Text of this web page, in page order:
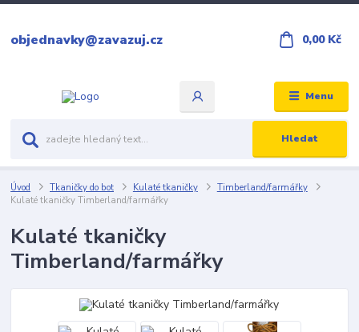
Menu
Hledat
objednavky@zavazuj.cz 0,00 Kč
Úvod Tkaničky do bot Kulaté tkaničky
Timberland/farmářky
Kulaté tkaničky Timberland/farmářky
Kulaté tkaničky
Timberland/farmářky